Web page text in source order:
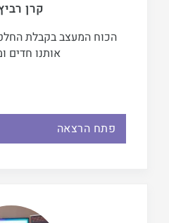
קרן
הכוח המעצב בקבלת
אותנו חדים
פתח הרצאה